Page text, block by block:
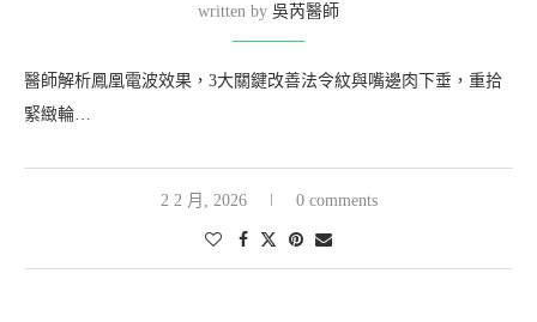
written by 吳芮醫師
醫師解析鳳凰電波效果，3大關鍵改善法令紋與嘴邊肉下垂，重拾
緊緻輪…
2 2 月, 2026 0 comments